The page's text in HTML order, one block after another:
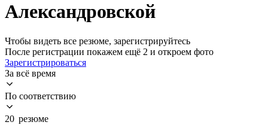
Александровской
Чтобы видеть все резюме, зарегистрируйтесь
После регистрации покажем ещё 2 и откроем фото
Зарегистрироваться
За всё время
По соответствию
20 резюме